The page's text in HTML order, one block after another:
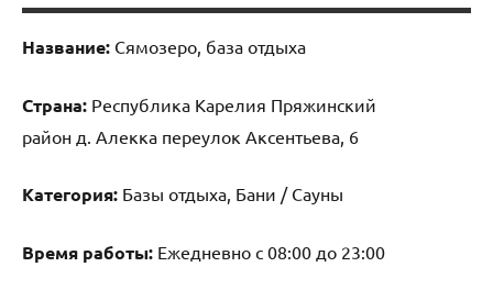
Название: Сямозеро, база отдыха
Страна: Республика Карелия Пряжинский
район д. Алекка переулок Аксентьева, 6
Категория: Базы отдыха, Бани / Сауны
Время работы: Ежедневно с 08:00 до 23:00